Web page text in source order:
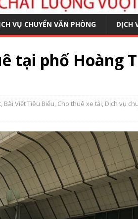
VỤ CHUYỂN VĂN PHÒNG DỊCH
tại phố Hoàng
, Bài Viết Tiêu Biểu, Cho thuê xe tải, Dịch vụ